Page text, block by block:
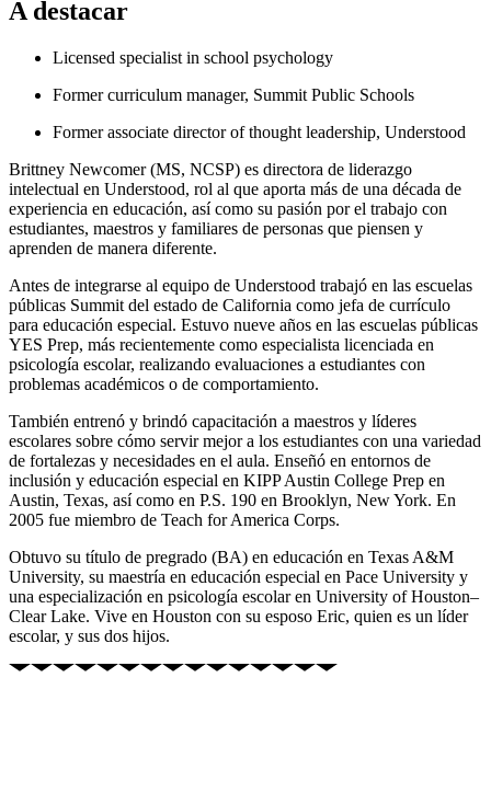
A destacar
Licensed specialist in school psychology
Former curriculum manager, Summit Public Schools
Former associate director of thought leadership, Understood
Brittney Newcomer (MS, NCSP) es directora de liderazgo
intelectual en Understood, rol al que aporta más de una década de
experiencia en educación, así como su pasión por el trabajo con
estudiantes, maestros y familiares de personas que piensen y
aprenden de manera diferente.
Antes de integrarse al equipo de Understood trabajó en las escuelas
públicas Summit del estado de California como jefa de currículo
para educación especial. Estuvo nueve años en las escuelas públicas
YES Prep, más recientemente como especialista licenciada en
psicología escolar, realizando evaluaciones a estudiantes con
problemas académicos o de comportamiento.
También entrenó y brindó capacitación a maestros y líderes
escolares sobre cómo servir mejor a los estudiantes con una variedad
de fortalezas y necesidades en el aula. Enseñó en entornos de
inclusión y educación especial en KIPP Austin College Prep en
Austin, Texas, así como en P.S. 190 en Brooklyn, New York. En
2005 fue miembro de Teach for America Corps.
Obtuvo su título de pregrado (BA) en educación en Texas A&M
University, su maestría en educación especial en Pace University y
una especialización en psicología escolar en University of Houston–
Clear Lake. Vive en Houston con su esposo Eric, quien es un líder
escolar, y sus dos hijos.